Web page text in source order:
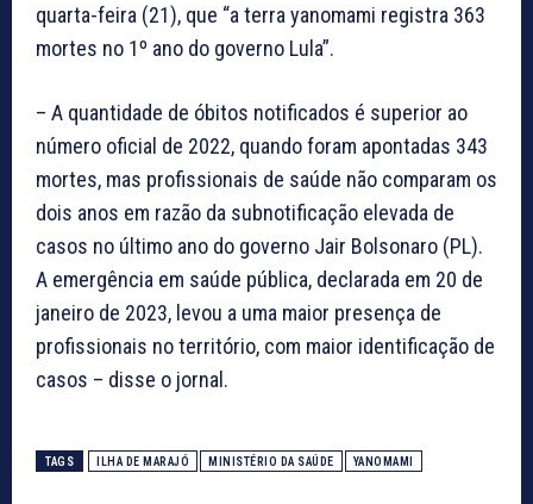
quarta-feira (21), que “a terra yanomami registra 363
mortes no 1º ano do governo Lula”.
– A quantidade de óbitos notificados é superior ao
número oficial de 2022, quando foram apontadas 343
mortes, mas profissionais de saúde não comparam os
dois anos em razão da subnotificação elevada de
casos no último ano do governo Jair Bolsonaro (PL).
A emergência em saúde pública, declarada em 20 de
janeiro de 2023, levou a uma maior presença de
profissionais no território, com maior identificação de
casos – disse o jornal.
TAGS ILHA DE MARAJÓ MINISTÉRIO DA SAÚDE YANOMAMI